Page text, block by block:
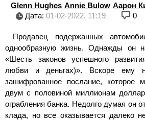
Glenn Hughes Annie Bulow Аарон
Дата: 01-02-2022, 11:19 0
Продавец подержанных
однообразную жизнь. Однажды он
«Шесть законов успешного
любви и деньгах)». Вскоре ему
зашифрованное послание, которое
двум с половиной миллионам
ограбления банка. Недолго думая он
клада, но все оказывается далеко